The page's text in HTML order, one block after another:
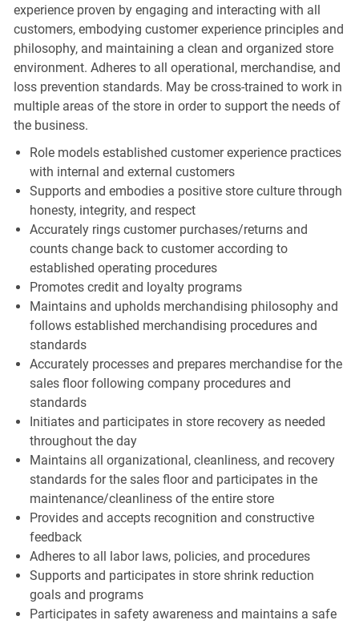
experience proven by engaging and interacting with all
customers, embodying customer experience principles and
philosophy, and maintaining a clean and organized store
environment. Adheres to all operational, merchandise, and
loss prevention standards. May be cross-trained to work in
multiple areas of the store in order to support the needs of
the business.
Role models established customer experience practices
with internal and external customers
Supports and embodies a positive store culture through
honesty, integrity, and respect
Accurately rings customer purchases/returns and
counts change back to customer according to
established operating procedures
Promotes credit and loyalty programs
Maintains and upholds merchandising philosophy and
follows established merchandising procedures and
standards
Accurately processes and prepares merchandise for the
sales floor following company procedures and
standards
Initiates and participates in store recovery as needed
throughout the day
Maintains all organizational, cleanliness, and recovery
standards for the sales floor and participates in the
maintenance/cleanliness of the entire store
Provides and accepts recognition and constructive
feedback
Adheres to all labor laws, policies, and procedures
Supports and participates in store shrink reduction
goals and programs
Participates in safety awareness and maintains a safe